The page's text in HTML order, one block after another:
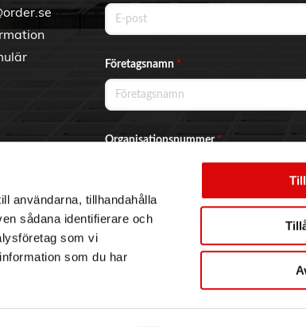
användarna, tillhandahålla
sådana identifierare och
som vi
som du har
Företagsnamn *
Organisationsnummer*
Ja, jag vill prenumerera på